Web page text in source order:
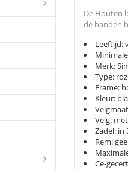
De Houten
de banden
Leeftijd:
Merk:
Type:
Frame:
Kleur:
Velg:
Zadel: in
Rem:
Ce-